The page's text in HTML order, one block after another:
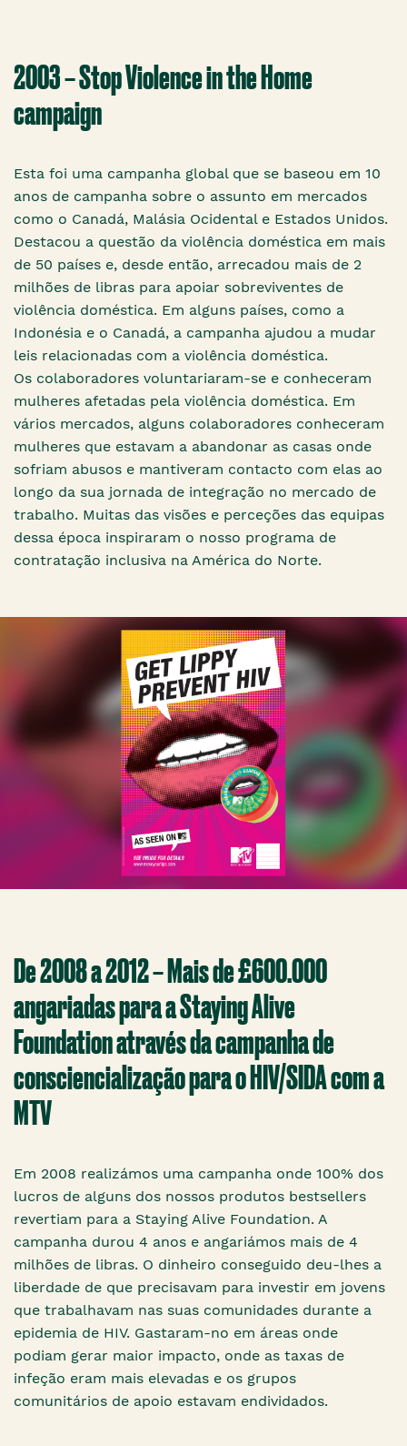
2003 – Stop Violence in the Home
campaign
Esta foi uma campanha global que se baseou em 10
anos de campanha sobre o assunto em mercados
como o Canadá, Malásia Ocidental e Estados Unidos.
Destacou a questão da violência doméstica em mais
de 50 países e, desde então, arrecadou mais de 2
milhões de libras para apoiar sobreviventes de
violência doméstica. Em alguns países, como a
Indonésia e o Canadá, a campanha ajudou a mudar
leis relacionadas com a violência doméstica.
Os colaboradores voluntariaram-se e conheceram
mulheres afetadas pela violência doméstica. Em
vários mercados, alguns colaboradores conheceram
mulheres que estavam a abandonar as casas onde
sofriam abusos e mantiveram contacto com elas ao
longo da sua jornada de integração no mercado de
trabalho. Muitas das visões e perceções das equipas
dessa época inspiraram o nosso programa de
contratação inclusiva na América do Norte.
De 2008 a 2012 – Mais de £600.000
angariadas para a Staying Alive
Foundation através da campanha de
consciencialização para o HIV/SIDA com a
MTV
Em 2008 realizámos uma campanha onde 100% dos
lucros de alguns dos nossos produtos bestsellers
revertiam para a Staying Alive Foundation. A
campanha durou 4 anos e angariámos mais de 4
milhões de libras. O dinheiro conseguido deu-lhes a
liberdade de que precisavam para investir em jovens
que trabalhavam nas suas comunidades durante a
epidemia de HIV. Gastaram-no em áreas onde
podiam gerar maior impacto, onde as taxas de
infeção eram mais elevadas e os grupos
comunitários de apoio estavam endividados.